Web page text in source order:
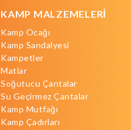
KAMP MALZEMELERİ
Kamp Ocağı
Kamp Sandalyesi
Kampetler
Matlar
Soğutucu Çantalar
Su Geçirmez Çantalar
Kamp Mutfağı
Kamp Çadırları